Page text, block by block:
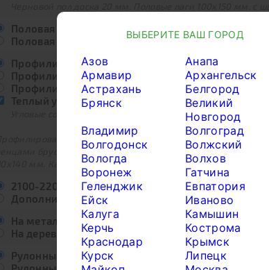
Половая доска 27 мм. камерной сушки. (0 руб.)
Половая доска 36 мм. камерной сушки. (6 000
Профилированный брус 90х140мм (0 руб.)
Профилированный брус 140х140 мм. (51 400 руб.)
Профилированный брус 190х140мм (129 100 руб.)
Теплый угол (бесплатно) (0 руб.)
Профилированный брус естественной влажности. Тип
венцами бруса прокладывается утеплитель Джут.
90х140 мм. Камерная сушка бруса по запросу.
2100-2200 мм, 16 рядов профилированного бруса
Дополнительный ряд бруса + 140 мм. (12 000 руб.)
На металлические нагеля (гвозди 200 мм.) (0 руб.)
На деревянные берёзовые нагеля (12 000 руб.)
Рулонный утеплитель KNAUF Insulation 100 мм. (0
ВЫБЕРИТЕ ВАШ ГОРОД
Азов
Анапа
Армавир
Архангельск
Астрахань
Белгород
Брянск
Великий
Новгород
Владимир
Волгоград
Волгодонск
Волжский
Вологда
Волхов
Воронеж
Гатчина
Геленджик
Евпатория
Ейск
Иваново
Калуга
Камышин
Керчь
Кострома
Краснодар
Крымск
Курск
Липецк